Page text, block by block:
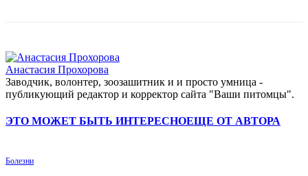
Анастасия Прохорова
Заводчик, волонтер, зоозашитник и и просто умница -
публикующий редактор и корректор сайта "Ваши питомцы".
ЭТО МОЖЕТ БЫТЬ ИНТЕРЕСНОЕЩЕ ОТ АВТОРА
Болезни